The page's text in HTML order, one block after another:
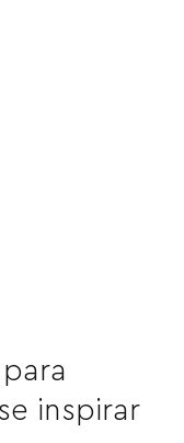
inspirar